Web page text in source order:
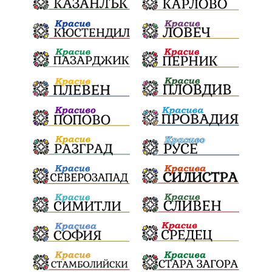
почит Актуално История
Конституционен съд ВиК Стефан Апостолов
Радослав Ревански пострадали МРРБ
ИвелинМихайлов АнгелинаПопова
Социална политика партия "Мафия" Съд
Сигурност Училища Доброволци
културно наследство Задържане под стража
Хаджидимово РуменРадев автомобил
Росен Желязков справедливост
#Земеделие социални услуги